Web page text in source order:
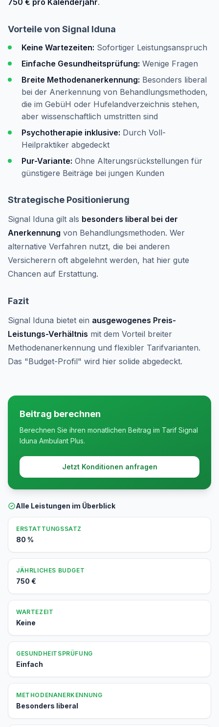
750 € pro Kalenderjahr.
Vorteile von Signal Iduna
Keine Wartezeiten: Sofortiger Leistungsanspruch
Einfache Gesundheitsprüfung: Wenige Fragen
Breite Methodenanerkennung: Besonders liberal
bei der Anerkennung von Behandlungsmethoden,
die im GebüH oder Hufelandverzeichnis stehen,
aber wissenschaftlich umstritten sind
Psychotherapie inklusive: Durch Voll-
Heilpraktiker abgedeckt
Pur-Variante: Ohne Alterungsrückstellungen für
günstigere Beiträge bei jungen Kunden
Strategische Positionierung
Signal Iduna gilt als besonders liberal bei der
Anerkennung von Behandlungsmethoden. Wer
alternative Verfahren nutzt, die bei anderen
Versicherern oft abgelehnt werden, hat hier gute
Chancen auf Erstattung.
Fazit
Signal Iduna bietet ein ausgewogenes Preis-
Leistungs-Verhältnis mit dem Vorteil breiter
Methodenanerkennung und flexibler Tarifvarianten.
Das "Budget-Profil" wird hier solide abgedeckt.
Beitrag berechnen
Berechnen Sie ihren monatlichen Beitrag im Tarif Signal
Iduna Ambulant Plus.
Jetzt Konditionen anfragen
Alle Leistungen im Überblick
ERSTATTUNGSSATZ
80 %
JÄHRLICHES BUDGET
750 €
WARTEZEIT
Keine
GESUNDHEITSPRÜFUNG
Einfach
METHODENANERKENNUNG
Besonders liberal